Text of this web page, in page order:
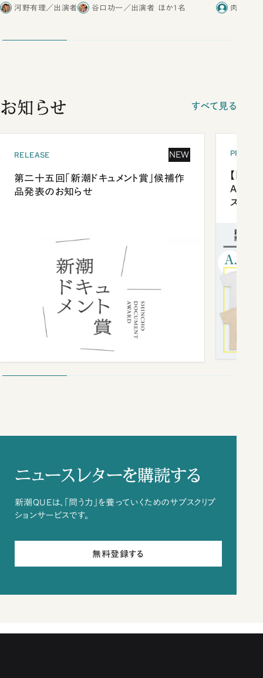
河野有理／出演者 谷口功一／出演者 ほか1名 肉乃小路
お知らせ すべて見る
RELEASE NEW
第二十五回「新潮ドキュメント賞」候補作
品発表のお知らせ
【「新
ズプレ
ニュースレターを購読する
新潮QUEは、「問う力」を養っていくためのサブスクリプ
ションサービスです。
無料登録する